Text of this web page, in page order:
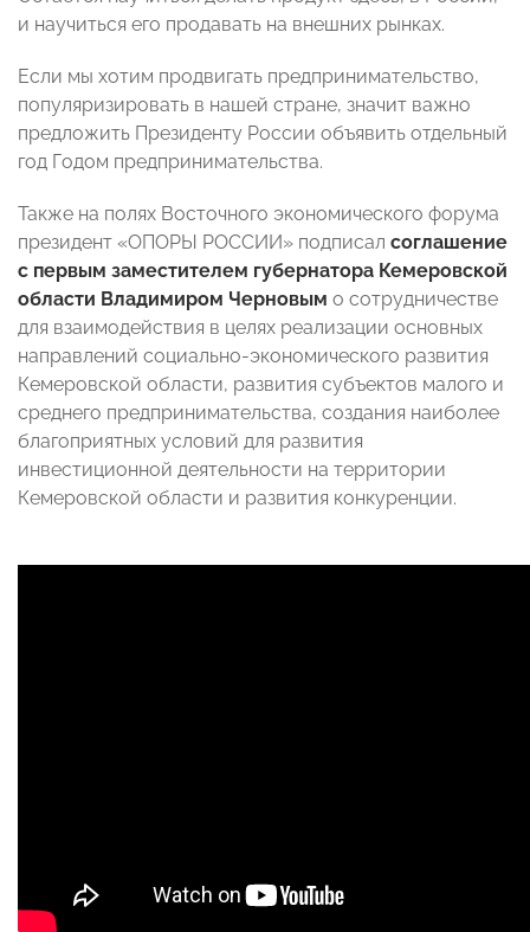
и научиться его продавать на внешних рынках.
Если мы хотим продвигать предпринимательство,
популяризировать в нашей стране, значит важно
предложить Президенту России объявить отдельный
год Годом предпринимательства.
Также на полях Восточного экономического форума
президент «ОПОРЫ РОССИИ» подписал соглашение
с первым заместителем губернатора Кемеровской
области Владимиром Черновым о сотрудничестве
для взаимодействия в целях реализации основных
направлений социально-экономического развития
Кемеровской области, развития субъектов малого и
среднего предпринимательства, создания наиболее
благоприятных условий для развития
инвестиционной деятельности на территории
Кемеровской области и развития конкуренции.